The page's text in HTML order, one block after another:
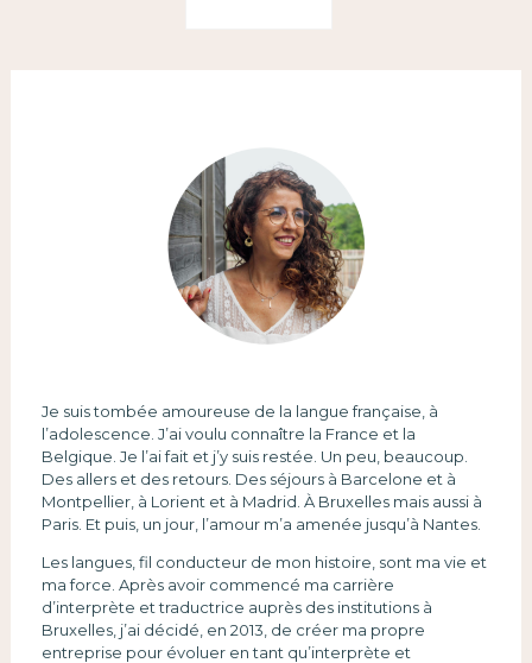
Je suis tombée amoureuse de la langue française, à
l’adolescence. J’ai voulu connaître la France et la
Belgique. Je l’ai fait et j’y suis restée. Un peu, beaucoup.
Des allers et des retours. Des séjours à Barcelone et à
Montpellier, à Lorient et à Madrid. À Bruxelles mais aussi à
Paris. Et puis, un jour, l’amour m’a amenée jusqu’à Nantes.
Les langues, fil conducteur de mon histoire, sont ma vie et
ma force. Après avoir commencé ma carrière
d’interprète et traductrice auprès des institutions à
Bruxelles, j’ai décidé, en 2013, de créer ma propre
entreprise pour évoluer en tant qu’interprète et